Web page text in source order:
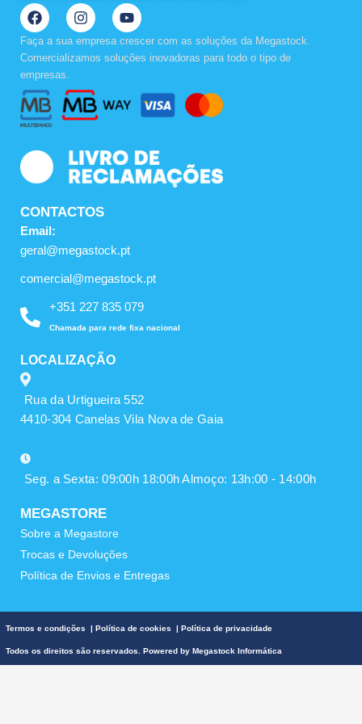
F
a
c
e
o
o
k
I
n
s
t
r
a
m
Y
o
u
t
u
e
Faça a sua empresa crescer com as soluções da Megastock.
Comercializamos soluções inovadoras para todo o tipo de
empresas.
CONTACTOS
Email:
geral@megastock.pt
comercial@megastock.pt
+351 227 835 079
Chamada para rede fixa nacional
LOCALIZAÇÃO
Rua da Urtigueira 552
4410-304 Canelas Vila Nova de Gaia
Seg. a Sexta: 09:00h 18:00h Almoço: 13h:00 - 14:00h
MEGASTORE
Sobre a Megastore
Trocas e Devoluções
Política de Envios e Entregas
Termos e condições | Política de cookies | Política de privacidade
Todos os direitos são reservados. Powered by Megastock Informática